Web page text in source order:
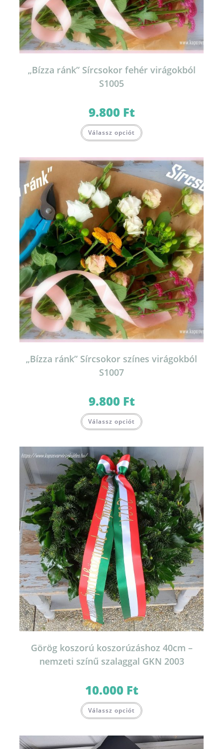
„Bízza ránk” Sírcsokor fehér virágokból
S1005
9.800 Ft
Válassz opciót
„Bízza ránk” Sírcsokor színes virágokból
S1007
9.800 Ft
Válassz opciót
Görög koszorú koszorúzáshoz 40cm –
nemzeti színű szalaggal GKN 2003
10.000 Ft
Válassz opciót